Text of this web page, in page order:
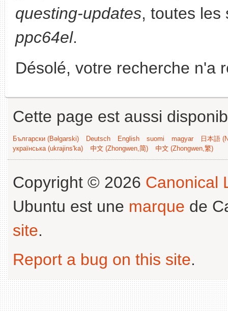
questing-updates, toutes les
ppc64el.
Désolé, votre recherche n'a
Cette page est aussi
Български (Bəlgarski) Deutsch English suomi magyar
日本語
українська (ukrajins'ka)
中文 (Zhongwen,简) 中文 (Zhongwen,繁)
Copyright © 2026 Canonical
Ubuntu est une marque de
site.
Report a bug on this site.